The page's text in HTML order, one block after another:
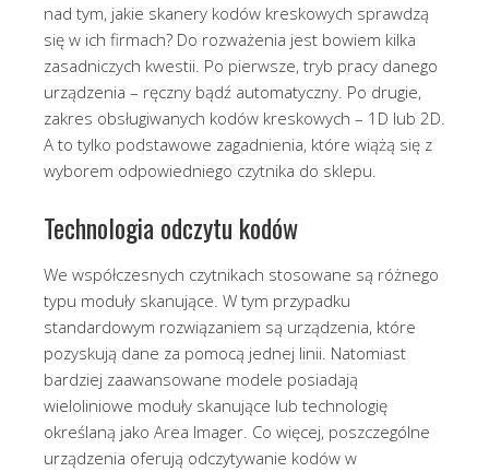
nad tym, jakie skanery kodów kreskowych sprawdzą
się w ich firmach? Do rozważenia jest bowiem kilka
zasadniczych kwestii. Po pierwsze, tryb pracy danego
urządzenia – ręczny bądź automatyczny. Po drugie,
zakres obsługiwanych kodów kreskowych – 1D lub 2D.
A to tylko podstawowe zagadnienia, które wiążą się z
wyborem odpowiedniego czytnika do sklepu.
Technologia odczytu kodów
We współczesnych czytnikach stosowane są różnego
typu moduły skanujące. W tym przypadku
standardowym rozwiązaniem są urządzenia, które
pozyskują dane za pomocą jednej linii. Natomiast
bardziej zaawansowane modele posiadają
wieloliniowe moduły skanujące lub technologię
określaną jako Area Imager. Co więcej, poszczególne
urządzenia oferują odczytywanie kodów w